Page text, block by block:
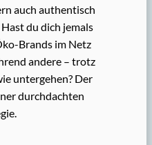
auch authentisch
du dich jemals
Brands im Netz
andere – trotz
untergehen? Der
durchdachten